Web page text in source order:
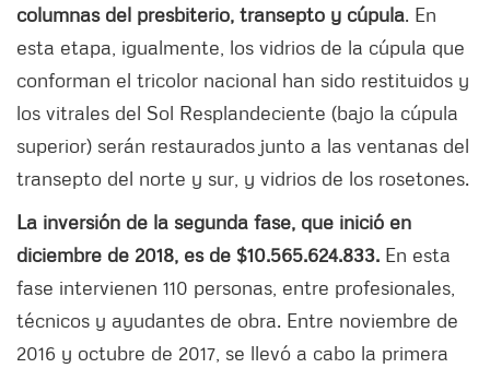
columnas del presbiterio, transepto y cúpula. En
esta etapa, igualmente, los vidrios de la cúpula que
conforman el tricolor nacional han sido restituidos y
los vitrales del Sol Resplandeciente (bajo la cúpula
superior) serán restaurados junto a las ventanas del
transepto del norte y sur, y vidrios de los rosetones.
La inversión de la segunda fase, que inició en
diciembre de 2018, es de $10.565.624.833. En esta
fase intervienen 110 personas, entre profesionales,
técnicos y ayudantes de obra. Entre noviembre de
2016 y octubre de 2017, se llevó a cabo la primera